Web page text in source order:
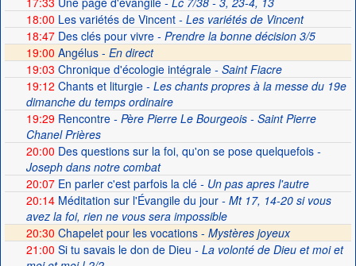
18:00 Les variétés de Vincent- Les variétés de Vincent
18:47Des clés pour vivre- Prendre la bonne décision 3/5
19:00 Angélus - En direct
19:03 Chronique d'écologie intégrale- Saint Fiacre
19:12 Chants et liturgie- Les chants propres à la messe du 19e
dimanche du temps ordinaire
19:29Rencontre- Père Pierre Le Bourgeois - Saint Pierre
Chanel Prières
20:00 Des questions sur la foi, qu'on se pose quelquefois-
Joseph dans notre combat
20:07En parler c'est parfois la clé- Un pas apres l'autre
20:14Méditation sur l'Évangile du jour- Mt 17, 14-20 si vous
avez la foi, rien ne vous sera impossible
20:30 Chapelet pour les vocations - Mystères joyeux
21:00 Si tu savais le don de Dieu - La volonté de Dieu et moi et